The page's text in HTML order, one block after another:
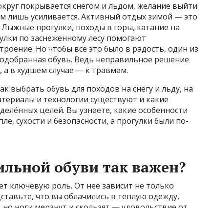
покрывается снегом и льдом, желание выйти
лишь усиливается. Активный отдых зимой — это
прогулки, походы в горы, катание на
по заснеженному лесу помогают
Но чтобы всё это было в радость, один из
обувь. Ведь неправильное решение
а в худшем случае — к травмам.
выбрать обувь для походов на снегу и льду, на
и технологии существуют и какие
целей. Вы узнаете, какие особенности
сухости и безопасности, а прогулки были по-
обуви так важен?
ключевую роль. От нее зависит не только
что вы облачились в теплую одежду,